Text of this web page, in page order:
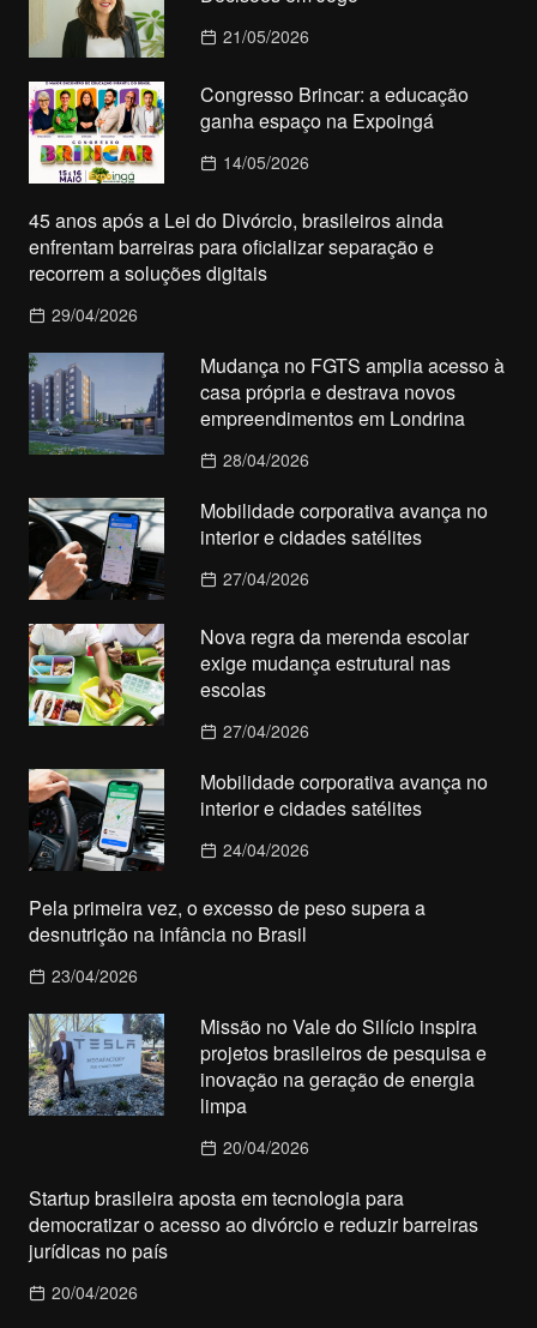
21/05/2026
Congresso Brincar: a educação
ganha espaço na Expoingá
14/05/2026
45 anos após a Lei do Divórcio, brasileiros ainda
enfrentam barreiras para oficializar separação e
recorrem a soluções digitais
29/04/2026
Mudança no FGTS amplia acesso à
casa própria e destrava novos
empreendimentos em Londrina
28/04/2026
Mobilidade corporativa avança no
interior e cidades satélites
27/04/2026
Nova regra da merenda escolar
exige mudança estrutural nas
escolas
27/04/2026
Mobilidade corporativa avança no
interior e cidades satélites
24/04/2026
Pela primeira vez, o excesso de peso supera a
desnutrição na infância no Brasil
23/04/2026
Missão no Vale do Silício inspira
projetos brasileiros de pesquisa e
inovação na geração de energia
limpa
20/04/2026
Startup brasileira aposta em tecnologia para
democratizar o acesso ao divórcio e reduzir barreiras
jurídicas no país
20/04/2026